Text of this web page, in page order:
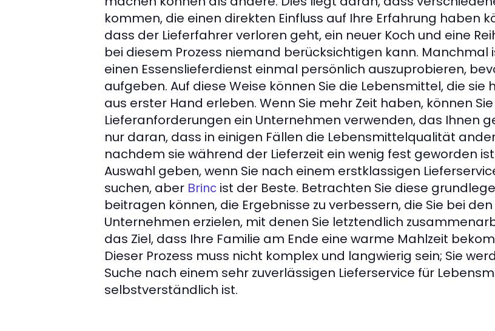
kommen, die einen direkten Einfluss auf Ihre Erfahrung haben
dass der Lieferfahrer verloren geht, ein neuer Koch und eine
bei diesem Prozess niemand berücksichtigen kann. Manchmal
einen Essenslieferdienst einmal persönlich auszuprobieren,
aufgeben. Auf diese Weise können Sie die Lebensmittel, die sie
aus erster Hand erleben. Wenn Sie mehr Zeit haben, können
Lieferanforderungen ein Unternehmen verwenden, das Ihnen
nur daran, dass in einigen Fällen die Lebensmittelqualität
nachdem sie während der Lieferzeit ein wenig fest geworden
Auswahl geben, wenn Sie nach einem erstklassigen
suchen, aber Brinc ist der Beste. Betrachten Sie diese
beitragen können, die Ergebnisse zu verbessern, die Sie bei
Unternehmen erzielen, mit denen Sie letztendlich
das Ziel, dass Ihre Familie am Ende eine warme Mahlzeit
Dieser Prozess muss nicht komplex und langwierig sein; Sie
Suche nach einem sehr zuverlässigen Lieferservice für
selbstverständlich ist.